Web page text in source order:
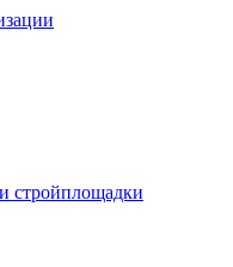
стройплощадки